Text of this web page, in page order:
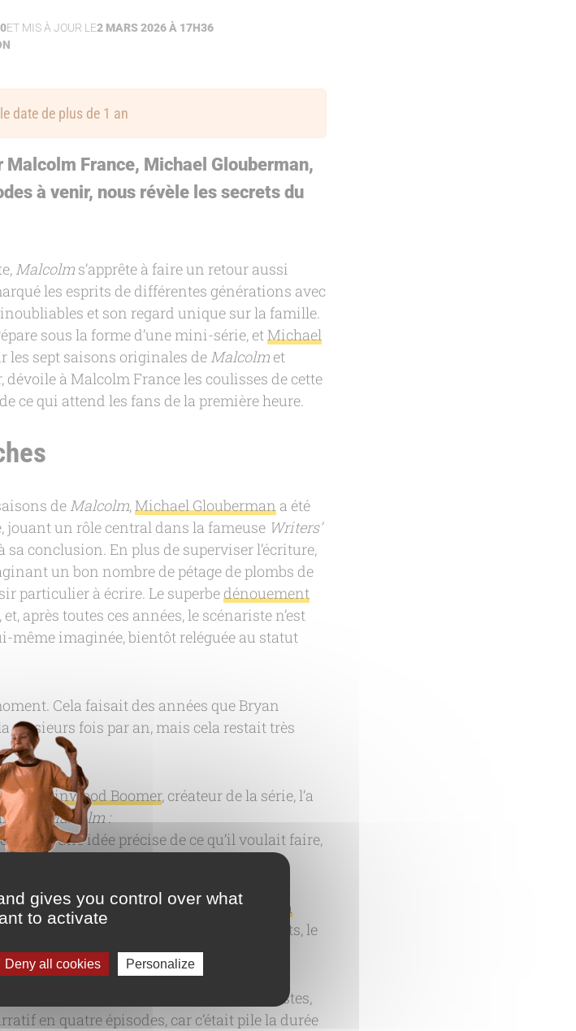
gives you control over what
to activate
Deny all cookies Personalize
ET MIS À JOUR LE2 MARS 2026 À 17H36
date de plus de 1 an
France, Michael Glouberman,
à venir, nous révèle les secrets du
Malcolm s’apprête à faire un retour aussi
les esprits de différentes générations avec
et son regard unique sur la famille.
sous la forme d’une mini-série, etMichael
les sept saisons originales de Malcolm et
à Malcolm France les coulisses de cette
ce qui attend les fans de la première heure.
de Malcolm,Michael Glouberman a été
jouant un rôle central dans la fameuse Writers’
sa conclusion. En plus de superviser l’écriture,
un bon nombre de pétage de plombs de
particulier à écrire. Le superbedénouement
après toutes ces années, le scénariste n’est
même imaginée, bientôt reléguée au statut
Cela faisait des années que Bryan
plusieurs fois par an, mais cela restait très
Linwood Boomer, créateur de la série, l’a
filmMalcolm :
avait une idée précise de ce qu’il voulait faire,
discuté au fil des années. »
Munizavait révélé en exclusivité dès 2019 à
été marqué par de nombreux revirements, le
un film et une mini-série :
trente minutes. Avec plusieurs scénaristes,
en quatre épisodes, car c’était pile la durée